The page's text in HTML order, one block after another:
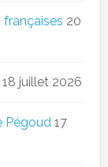
20
18 juillet 2026
Pégoud 17